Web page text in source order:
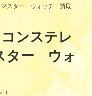
スター ウォッチ 買取
ンステレ
ター ウォ
コ